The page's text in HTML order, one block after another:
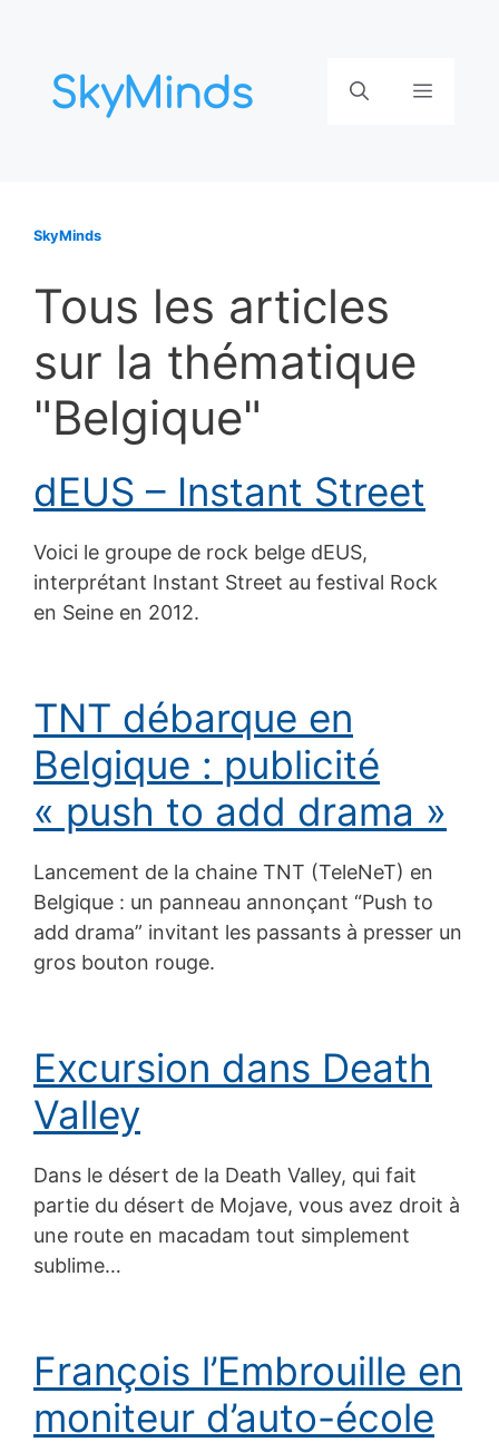
contenu
Menu
SkyMinds
Tous les articles
sur la thématique
"Belgique"
dEUS – Instant Street
Voici le groupe de rock belge dEUS,
interprétant Instant Street au festival Rock
en Seine en 2012.
TNT débarque en
Belgique : publicité
« push to add drama »
Lancement de la chaine TNT (TeleNeT) en
Belgique : un panneau annonçant “Push to
add drama” invitant les passants à presser un
gros bouton rouge.
Excursion dans Death
Valley
Dans le désert de la Death Valley, qui fait
partie du désert de Mojave, vous avez droit à
une route en macadam tout simplement
sublime…
François l’Embrouille en
moniteur d’auto-école